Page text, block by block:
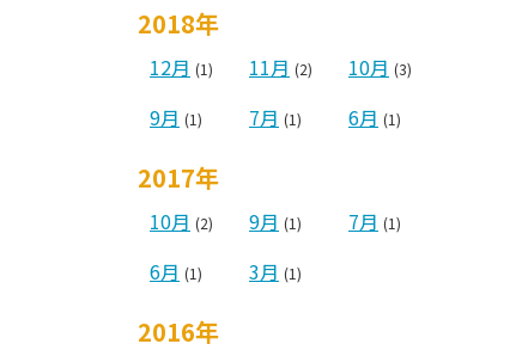
2018年
12月 (1) 11月 (2) 10月 (3)
9月 (1) 7月 (1) 6月 (1)
2017年
10月 (2) 9月 (1) 7月 (1)
6月 (1) 3月 (1)
2016年